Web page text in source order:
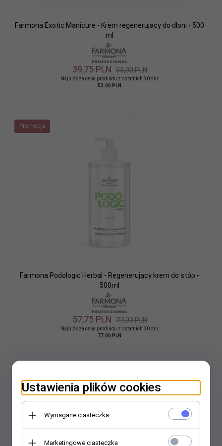
Farmona Exotic Manicure - Krem regenerujacy do dłoni - 500
ml
39,75 PLN 53,00 PLN
Najniższa cena produktu z ostatnich 30 dni:
53.00 PLN
Promocja
Farmona Podologic Herbal - Regenerujący krem do stóp -
500ml
57,75 PLN 77,00 PLN
Najniższa cena produktu z ostatnich 30 dni:
77.00 PLN
Ustawienia plików cookies
Wymagane ciasteczka
Marketingowe ciasteczka